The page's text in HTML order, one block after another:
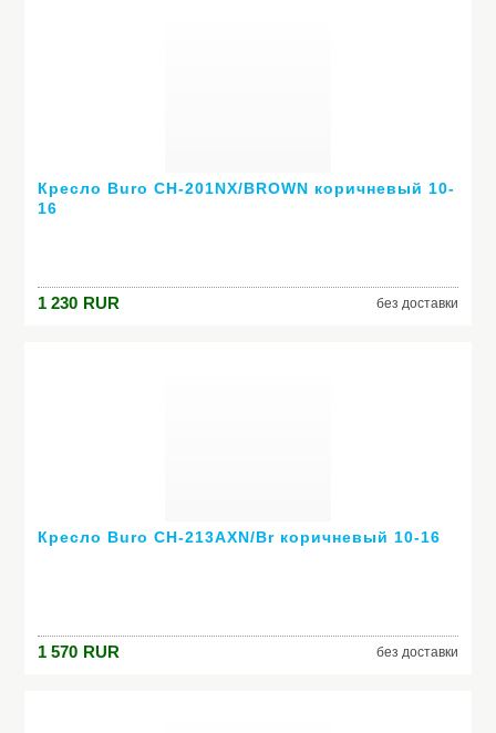
Кресло Buro CH-201NX/BROWN коричневый 10-
16
1 230 RUR без доставки
Кресло Buro CH-213AXN/Br коричневый 10-16
1 570 RUR без доставки